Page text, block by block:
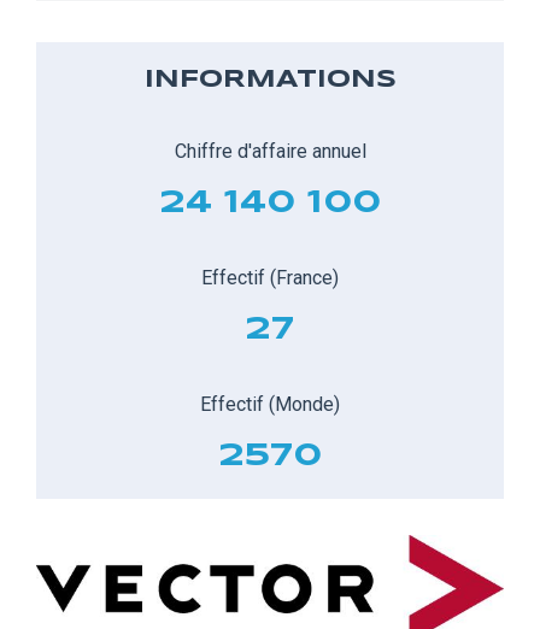
INFORMATIONS
Chiffre d'affaire annuel
24 140 100
Effectif (France)
27
Effectif (Monde)
2570